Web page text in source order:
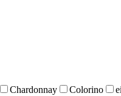
Chardonnay Colorino